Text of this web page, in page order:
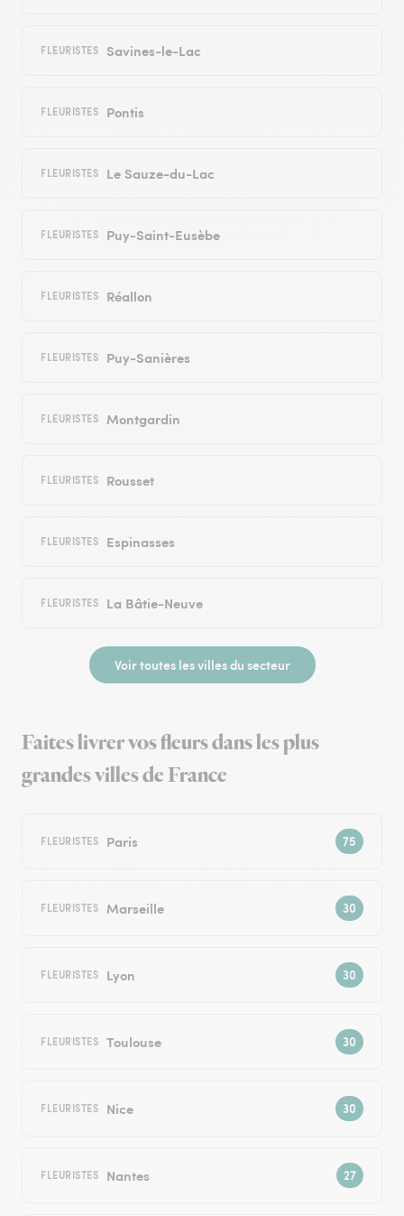
FLEURISTES Savines-le-Lac
FLEURISTES Pontis
FLEURISTES Le Sauze-du-Lac
FLEURISTES Puy-Saint-Eusèbe
FLEURISTES Réallon
FLEURISTES Puy-Sanières
FLEURISTES Montgardin
FLEURISTES Rousset
FLEURISTES Espinasses
FLEURISTES La Bâtie-Neuve
Voir toutes les villes du secteur
Faites livrer vos fleurs dans les plus
grandes villes de France
FLEURISTES Paris
FLEURISTES Marseille
FLEURISTES Lyon
FLEURISTES Toulouse
FLEURISTES Nice
FLEURISTES Nantes